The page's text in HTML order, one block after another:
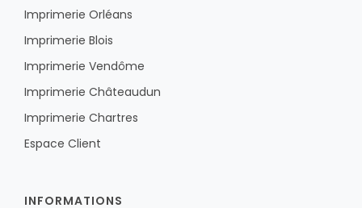
Imprimerie Orléans
Imprimerie Blois
Imprimerie Vendôme
Imprimerie Châteaudun
Imprimerie Chartres
Espace Client
INFORMATIONS